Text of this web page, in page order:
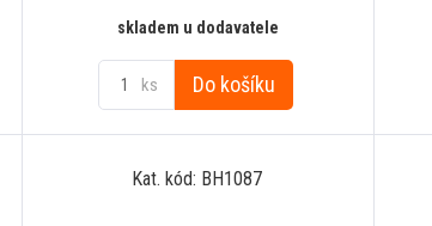
skladem u dodavatele
ks Do košíku
Kat. kód: BH1087